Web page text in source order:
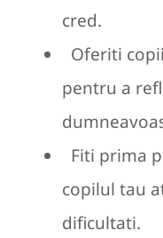
cred.
Oferiti
pentru a
Fiti prima
copilul tau
dificultati.